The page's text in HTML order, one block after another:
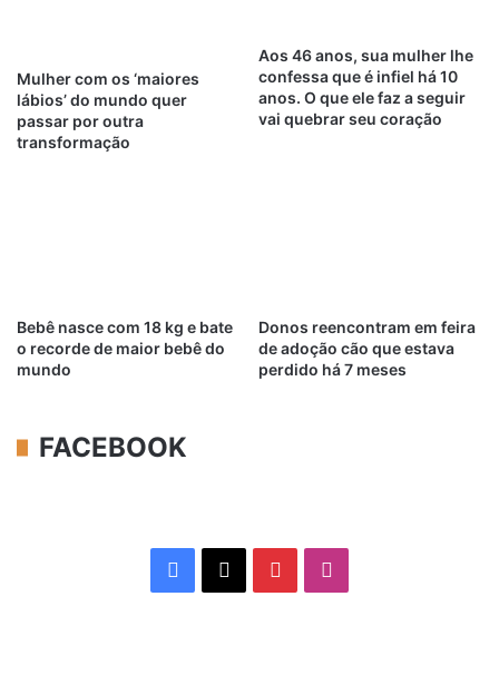
Mulher com os ‘maiores
lábios’ do mundo quer
passar por outra
transformação
Aos 46 anos, sua mulher lhe
confessa que é infiel há 10
anos. O que ele faz a seguir
vai quebrar seu coração
Bebê nasce com 18 kg e bate
o recorde de maior bebê do
mundo
Donos reencontram em feira
de adoção cão que estava
perdido há 7 meses
FACEBOOK
Facebook
X Pinterest